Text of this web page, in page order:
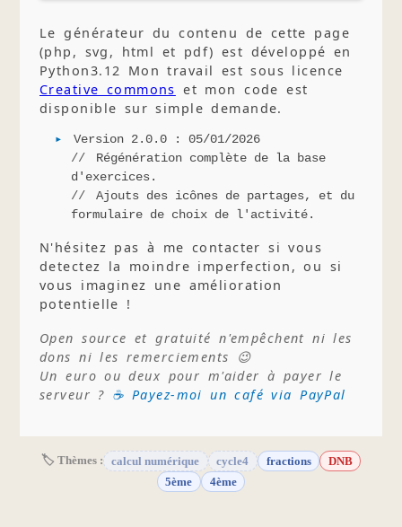
Le générateur du contenu de cette page
(php, svg, html et pdf) est développé en
Python3.12 Mon travail est sous licence
Creative commons et mon code est
disponible sur simple demande.
Version 2.0.0 : 05/01/2026
Régénération complète de la base
d'exercices.
Ajouts des icônes de partages, et du
formulaire de choix de l'activité.
N'hésitez pas à me contacter si vous
detectez la moindre imperfection, ou si
vous imaginez une amélioration
potentielle !
Open source et gratuité n'empêchent ni les
dons ni les remerciements 😉
Un euro ou deux pour m'aider à payer le
serveur ? ☕ Payez-moi un café via PayPal
🏷 Thèmes : calcul numérique cycle4 fractions
DNB
5ème
4ème